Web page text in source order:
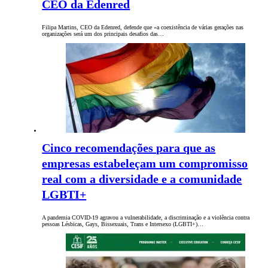
CEO da Edenred
Filipa Martins, CEO da Edenred, defende que «a coexistência de várias gerações nas
organizações será um dos principais desafios das…
Cinco recomendações para que as
empresas estabeleçam um compromisso
real com a diversidade e a comunidade
LGBTI+
A pandemia COVID-19 agravou a vulnerabilidade, a discriminação e a violência contra
pessoas Lésbicas, Gays, Bissexuais, Trans e Intersexo (LGBTI+)…